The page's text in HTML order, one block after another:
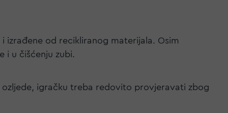
izrađene od recikliranog materijala. Osim
i u čišćenju zubi.
ozljede, igračku treba redovito provjeravati zbog